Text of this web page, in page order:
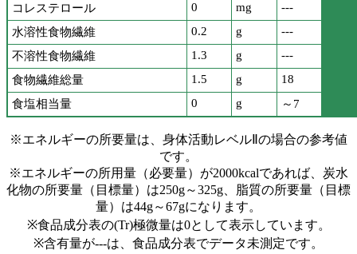
コレステロール
0 mg
---
水溶性食物繊維
0.2 g
---
不溶性食物繊維
1.3 g
---
食物繊維総量
1.5 g
18
食塩相当量
0 g ～7
※エネルギーの所要量は、身体活動レベルⅡの場合の参考値
です。
※エネルギーの所用量（必要量）が2000kcalであれば、炭水
化物の所要量（目標量）は250g～325g、脂質の所要量（目標
量）は44g～67gになります。
※食品成分表の(Tr)極微量は0として表示しています。
※含有量が---は、食品成分表でデータ未測定です。